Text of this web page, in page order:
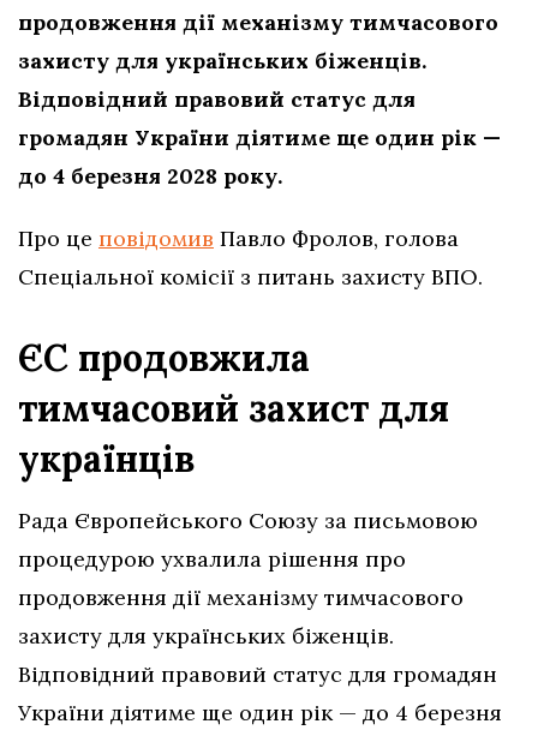
продовження дії механізму тимчасового
захисту для українських біженців.
Відповідний правовий статус для
громадян України діятиме ще один рік —
до 4 березня 2028 року.
Про це повідомив Павло Фролов, голова
Спеціальної комісії з питань захисту ВПО.
ЄС продовжила
тимчасовий захист для
українців
Рада Європейського Союзу за письмовою
процедурою ухвалила рішення про
продовження дії механізму тимчасового
захисту для українських біженців.
Відповідний правовий статус для громадян
України діятиме ще один рік — до 4 березня